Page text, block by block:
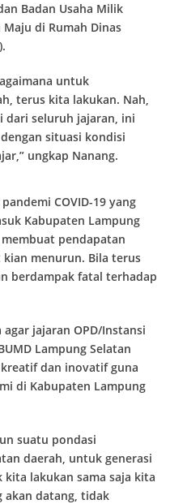
Badan Usaha Milik
Maju di Rumah Dinas
untuk
terus kita lakukan. Nah,
dari seluruh jajaran, ini
situasi kondisi
ungkap Nanang.
COVID-19 yang
Kabupaten Lampung
pendapatan
menurun. Bila terus
berdampak fatal terhadap
jajaran OPD/Instansi
Lampung Selatan
dan inovatif guna
di Kabupaten Lampung
suatu pondasi
daerah, untuk generasi
lakukan sama saja kita
akan datang, tidak